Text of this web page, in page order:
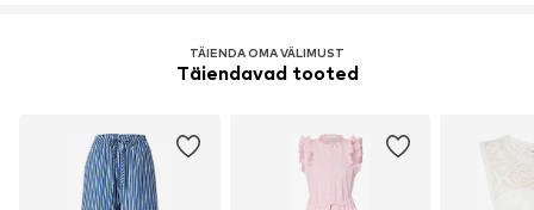
TÄIENDA OMA VÄLIMUST
Täiendavad tooted